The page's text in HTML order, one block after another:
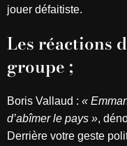
jouer défaitiste.
Les réactions
groupe ;
Boris Vallaud : «
d’abîmer le pays »,
Derrière votre geste